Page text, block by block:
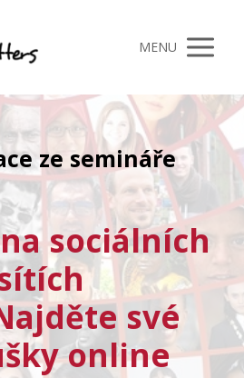
MENU
ze semináře
sociálních
své
online